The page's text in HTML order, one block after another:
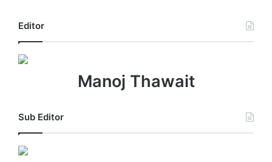
Editor
Manoj Thawait
Sub Editor